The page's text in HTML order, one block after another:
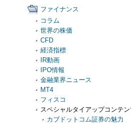
ファイナンス
コラム
世界の株価
CFD
経済指標
IR動画
IPO情報
金融業界ニュース
MT4
フィスコ
スペシャルタイアップコンテ
カブドットコム証券の魅力